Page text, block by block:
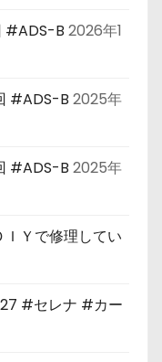
#ADS-B 2026年1
#ADS-B 2025年
#ADS-B 2025年
Ｙで修理してい
#セレナ #カー